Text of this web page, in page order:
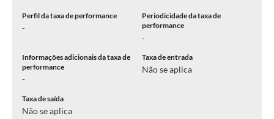
Perfil da taxa de performance
-
Periodicidade da taxa de
performance
-
Informações adicionais da taxa de
performance
-
Taxa de entrada
Não se aplica
Taxa de saída
Não se aplica